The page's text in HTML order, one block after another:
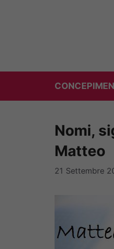
Nomi,
Matteo
21 Settembre